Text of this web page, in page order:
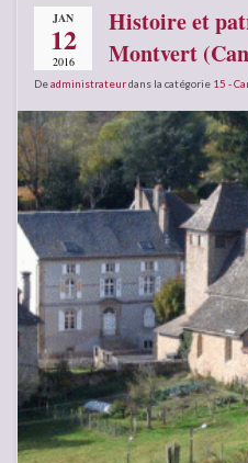
JAN
12
2016
Histoire et
Montvert
Deadministrateurdans la catégorie 15 -